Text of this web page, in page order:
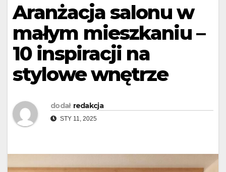
Aranżacja salonu w
małym mieszkaniu –
10 inspiracji na
stylowe wnętrze
dodał redakcja
STY 11, 2025